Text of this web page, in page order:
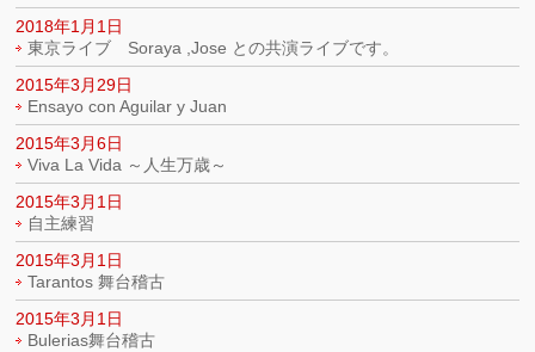
2018年1月1日
東京ライブ Soraya ,Jose との共演ライブです。
2015年3月29日
Ensayo con Aguilar y Juan
2015年3月6日
Viva La Vida ～人生万歳～
2015年3月1日
自主練習
2015年3月1日
Tarantos 舞台稽古
2015年3月1日
Bulerias舞台稽古